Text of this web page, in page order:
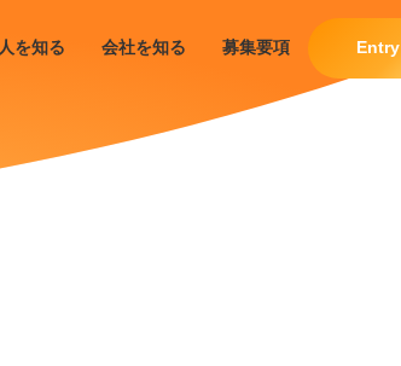
人を知る 会社を知る 募集要項 Entry